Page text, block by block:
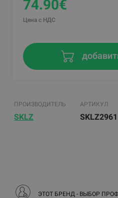
74.90€
Цена с НДС
ПРОИЗВОДИТЕЛЬ
SKLZ
АРТИКУЛ
SKLZ2961
ЭТОТ БРЕНД - ВЫБОР